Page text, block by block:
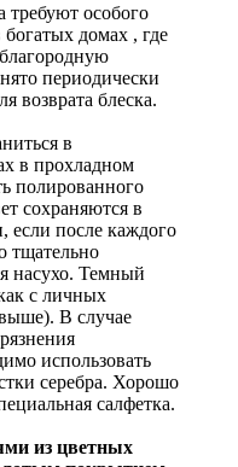
требуют особого
домах , где
периодически
возврата блеска.
в
в прохладном
полированного
сохраняются в
если после каждого
тщательно
насухо. Темный
с личных
В случае
использовать
серебра. Хорошо
салфетка.
из цветных